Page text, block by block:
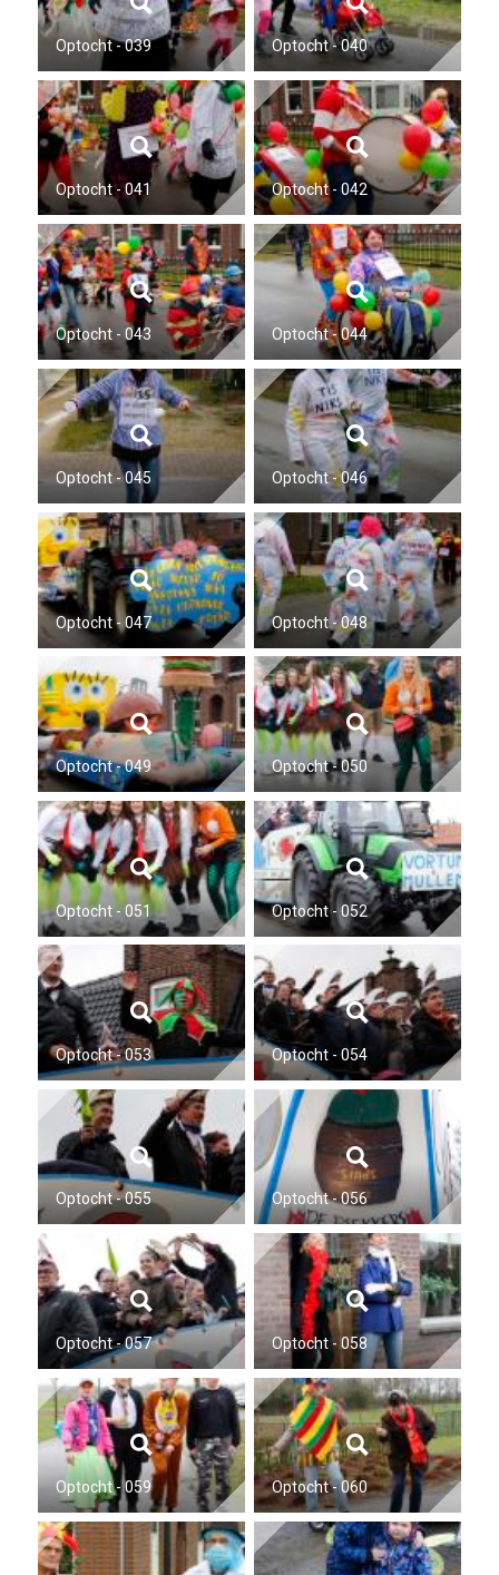
Optocht - 039 Optocht - 040
Optocht - 041 Optocht - 042
Optocht - 043 Optocht - 044
Optocht - 045 Optocht - 046
Optocht - 047 Optocht - 048
Optocht - 049 Optocht - 050
Optocht - 051 Optocht - 052
Optocht - 053 Optocht - 054
Optocht - 055 Optocht - 056
Optocht - 057 Optocht - 058
Optocht - 059 Optocht - 060